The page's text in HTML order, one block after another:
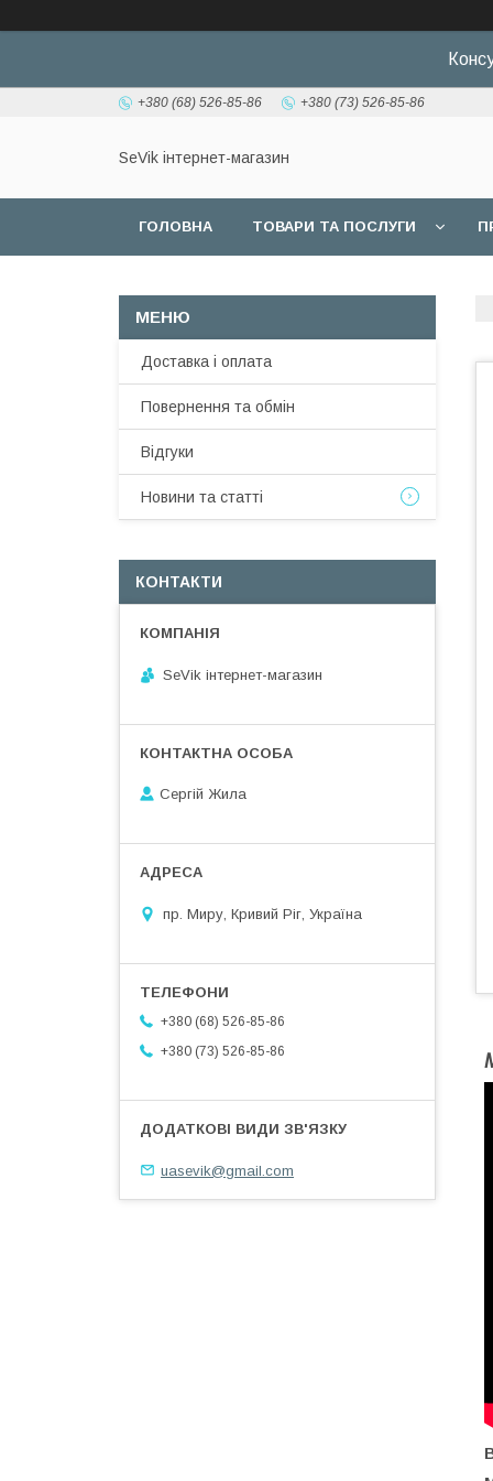
+380 (68) 526-85-86 +380 (73) 526-85-86
SeVik інтернет-магазин
ГОЛОВНА ТОВАРИ ТА ПОСЛУГИ
Доставка і оплата
Повернення та обмін
Відгуки
Новини та статті
КОНТАКТИ
SeVik інтернет-магазин
Сергій Жила
пр. Миру, Кривий Ріг, Україна
+380 (68) 526-85-86
+380 (73) 526-85-86
uasevik@gmail.com